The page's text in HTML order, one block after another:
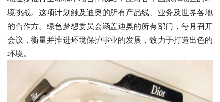
境挑战。这项计划触及迪奥的所有产品线、业务及世界各地
的合作方。绿色梦想委员会涵盖迪奥的所有部门，每月召开
会议，衡量并推进环境保护事业的发展，致力于打造出色的
环境。